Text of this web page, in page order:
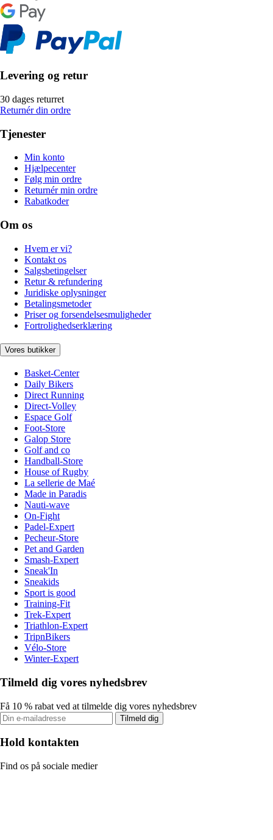
Levering og retur
30 dages returret
Returnér din ordre
Tjenester
Min konto
Hjælpecenter
Følg min ordre
Returnér min ordre
Rabatkoder
Om os
Hvem er vi?
Kontakt os
Salgsbetingelser
Retur & refundering
Juridiske oplysninger
Betalingsmetoder
Priser og forsendelsesmuligheder
Fortrolighedserklæring
Vores butikker
Basket-Center
Daily Bikers
Direct Running
Direct-Volley
Espace Golf
Foot-Store
Galop Store
Golf and co
Handball-Store
House of Rugby
La sellerie de Maé
Made in Paradis
Nauti-wave
On-Fight
Padel-Expert
Pecheur-Store
Pet and Garden
Smash-Expert
Sneak'In
Sneakids
Sport is good
Training-Fit
Trek-Expert
Triathlon-Expert
TripnBikers
Vélo-Store
Winter-Expert
Tilmeld dig vores nyhedsbrev
Få 10 % rabat ved at tilmelde dig vores nyhedsbrev
Tilmeld dig
Hold kontakten
Find os på sociale medier